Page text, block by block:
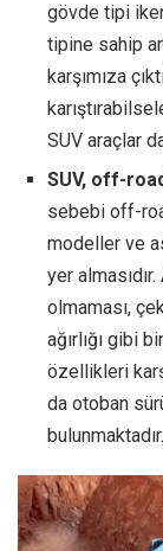
gövde tipi
tipine sahip
karşımıza
SUV araçlar
SUV, off-
sebebi off-
modeller ve
yer
olmaması,
ağırlığı gibi
özellikleri
da otoban
bulunmaktadır.